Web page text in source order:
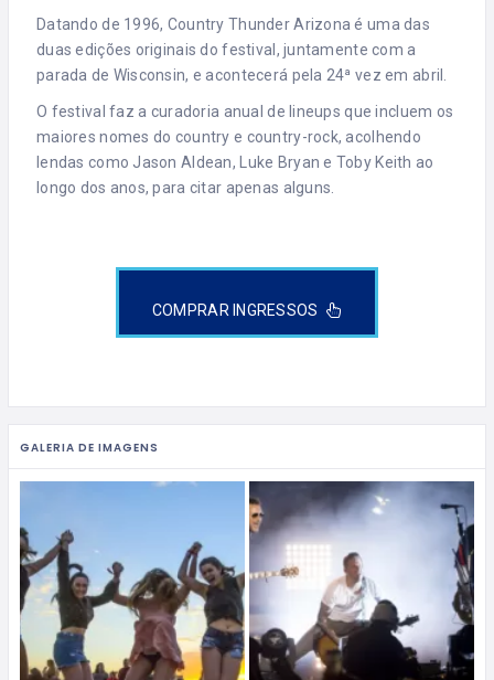
Datando de 1996, Country Thunder Arizona é uma das
duas edições originais do festival, juntamente com a
parada de Wisconsin, e acontecerá pela 24ª vez em abril.
O festival faz a curadoria anual de lineups que incluem os
maiores nomes do country e country-rock, acolhendo
lendas como Jason Aldean, Luke Bryan e Toby Keith ao
longo dos anos, para citar apenas alguns.
COMPRAR INGRESSOS
GALERIA DE IMAGENS